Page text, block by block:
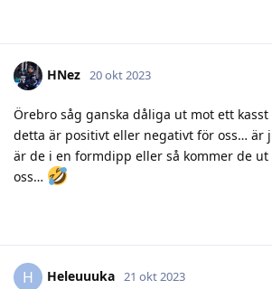
HNez 20 okt 2023
Örebro såg ganska dåliga ut mot ett kasst
detta är positivt eller negativt för oss… är
är de i en formdipp eller så kommer de
oss…
H Heleuuuka 21 okt 2023